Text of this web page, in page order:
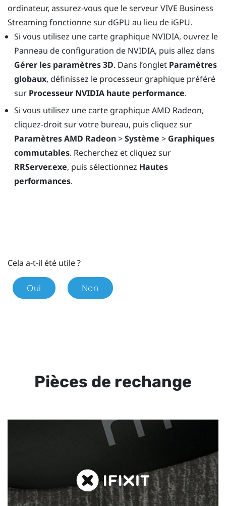
ordinateur, assurez-vous que le serveurVIVE Business
Streaming fonctionne sur dGPU au lieu de iGPU.
Si vous utilisez une carte graphique NVIDIA, ouvrez le
Panneau de configuration de NVIDIA, puis allez dans
Gérer les paramètres 3D. Dans l’onglet Paramètres
globaux, définissez le processeur graphique préféré
sur Processeur NVIDIA haute performance.
Si vous utilisez une carte graphiqueAMD Radeon,
cliquez-droit sur votre bureau, puis cliquez sur
Paramètres AMD Radeon>Système > Graphiques
commutables. Recherchez et cliquez sur
RRServer.exe, puis sélectionnez Hautes
performances.
Cela a-t-il été utile ?
Oui Non
Pièces de rechange